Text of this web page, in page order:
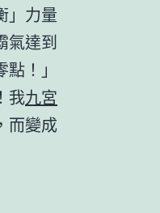
」力量
氣達到
！」
我九宮
而變成